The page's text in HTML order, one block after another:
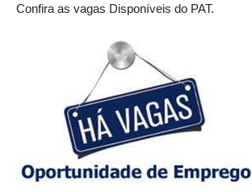
Confira as vagas Disponíveis do PAT.